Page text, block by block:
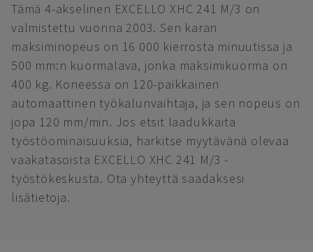
Tämä 4-akselinen EXCELLO XHC 241 M/3 on
valmistettu vuonna 2003. Sen karan
maksiminopeus on 16 000 kierrosta minuutissa ja
500 mm:n kuormalava, jonka maksimikuorma on
400 kg. Koneessa on 120-paikkainen
automaattinen työkalunvaihtaja, ja sen nopeus on
jopa 120 mm/min. Jos etsit laadukkaita
työstöominaisuuksia, harkitse myytävänä olevaa
vaakatasoista EXCELLO XHC 241 M/3 -
työstökeskusta. Ota yhteyttä saadaksesi
lisätietoja.